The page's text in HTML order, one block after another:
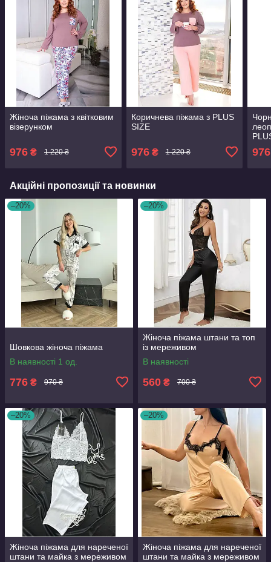
Жіноча піжама з квітковим
візерунком
976 ₴ 1 220 ₴
Коричнева піжама з PLUS
SIZE
976₴ 1 220 ₴ 976
Акційні пропозиції та новинки
–20%
Шовкова жіноча піжама
В наявності 1 од.
776 ₴ 970 ₴
–20%
Жіноча піжама штани та топ
із мереживом
В наявності
560 ₴ 700 ₴
–20%
Жіноча піжама для нареченої
штани та майка з мереживом
–20%
Жіноча піжама для нареченої
штани та майка з мереживом